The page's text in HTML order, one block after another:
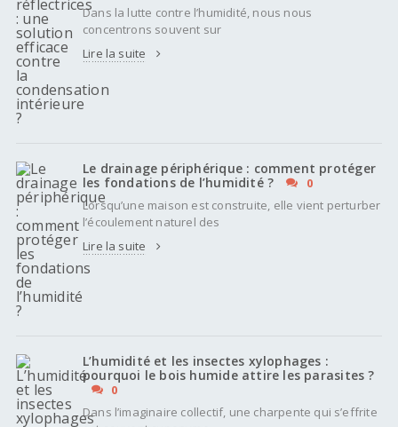
Dans la lutte contre l’humidité, nous nous
concentrons souvent sur
Lire la suite
Le drainage périphérique : comment protéger
les fondations de l’humidité ?
0
Lorsqu’une maison est construite, elle vient perturber
l’écoulement naturel des
Lire la suite
L’humidité et les insectes xylophages :
pourquoi le bois humide attire les parasites ?
0
Dans l’imaginaire collectif, une charpente qui s’effrite